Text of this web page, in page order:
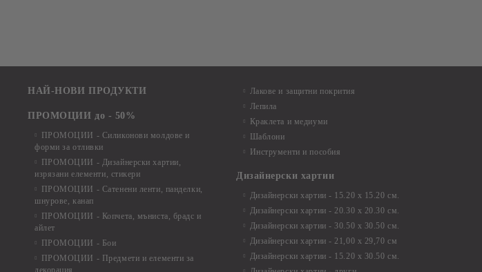
НАЙ-НОВИ ПРОДУКТИ
ПРОМОЦИИ до - 50%
ПРОМОЦИИ - Силиконови молдове и
форми за отливки
ПРОМОЦИИ - Дизайнерски хартии,
изрязани елементи, стикери
ПРОМОЦИИ - Сатенени ленти, панделки,
шнурове, канап
ПРОМОЦИИ - Копчета, мъниста, брадс и
айлет
ПРОМОЦИИ - Бои
ПРОМОЦИИ - Предмети и елементи за
декорация
Лакове и защитни покрития
Лепила
Краклета и медиуми
Шаблони
Инструменти и пособия
Дизайнерски хартии
Дизайнерски хартии - 15.20 х 15.20 см.
Дизайнерски хартии - 20.30 х 20.30 см.
Дизайнерски хартии - 30.50 х 30.50 см.
Дизайнерски хартии - 21,00 х 29,70 см
Дизайнерски хартии - 15.20 x 30.50 см.